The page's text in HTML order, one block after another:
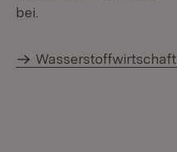
bei.
Wasserstoffwirtschaft